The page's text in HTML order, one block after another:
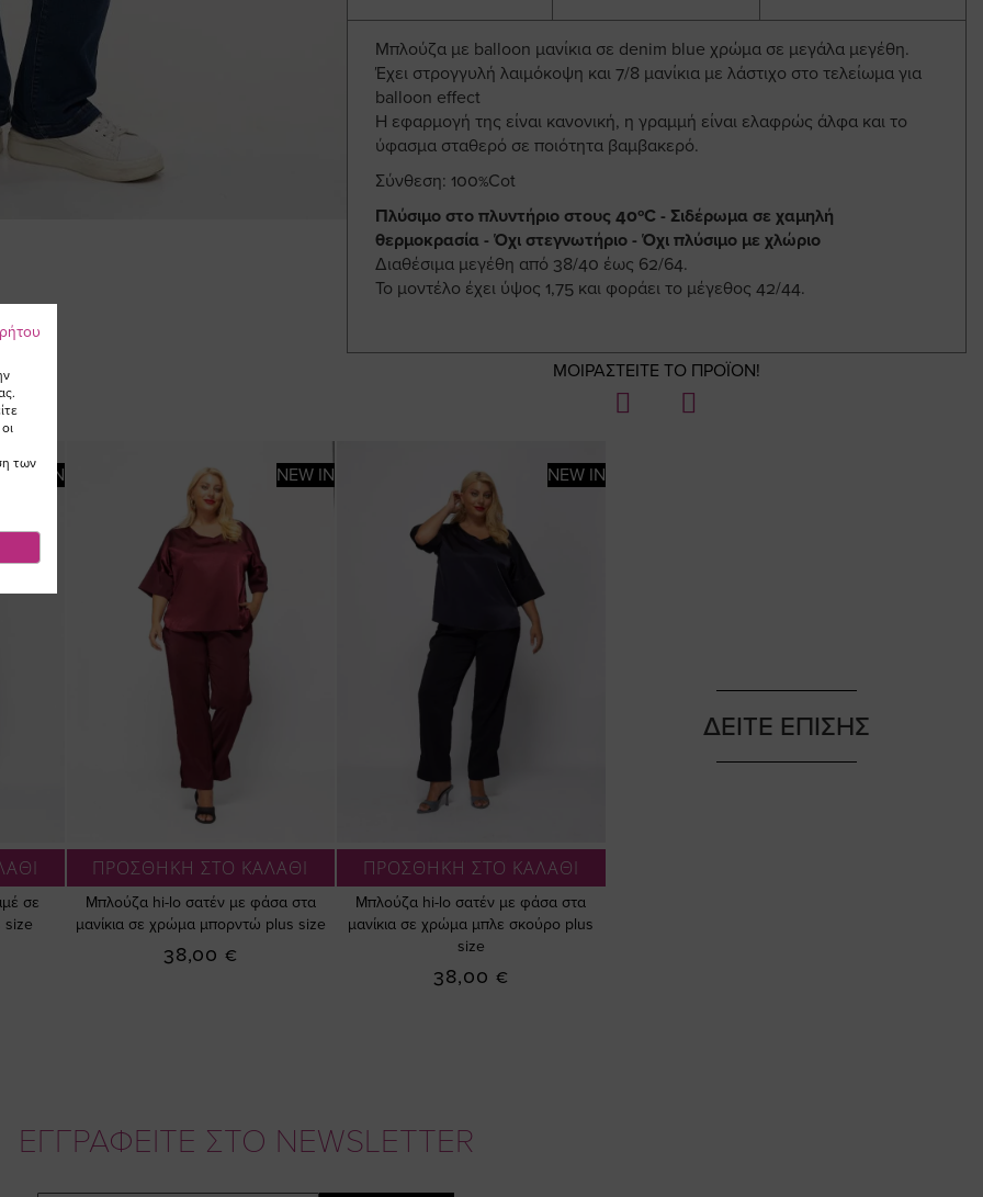
Μπλούζα με balloon μανίκια σε denim blue χρώμα σε μεγάλα μεγέθη.
Έχει στρογγυλή λαιμόκοψη και 7/8 μανίκια με λάστιχο στο τελείωμα για
balloon effect
Η εφαρμογή της είναι κανονική, η γραμμή είναι ελαφρώς άλφα και το
ύφασμα σταθερό σε ποιότητα βαμβακερό.
Σύνθεση: 100%Cot
Πλύσιμο στο πλυντήριο στους 40ºC - Σιδέρωμα σε χαμηλή
θερμοκρασία - Όχι στεγνωτήριο - Όχι πλύσιμο με χλώριο
Διαθέσιμα μεγέθη από 38/40 έως 62/64.
Το μοντέλο έχει ύψος 1,75 και φοράει το μέγεθος 42/44.
ΜΟΙΡΑΣΤΕΙΤΕ ΤΟ ΠΡΟΪΟΝ!
NEW IN
σε
size
NEW IN
ΠΡΟΣΘΗΚΗ ΣΤΟ ΚΑΛΑΘΙ
Μπλούζα hi-lo σατέν με φάσα στα
μανίκια σε χρώμα μπορντώ plus size
38,00 €
NEW IN
ΠΡΟΣΘΗΚΗ ΣΤΟ ΚΑΛΑΘΙ
Μπλούζα hi-lo σατέν με φάσα στα
μανίκια σε χρώμα μπλε σκούρο plus
size
38,00 €
ΔΕΙΤΕ ΕΠΙΣΗΣ
ΕΓΓΡΑΦΕΙΤΕ ΣΤΟ NEWSLETTER
των